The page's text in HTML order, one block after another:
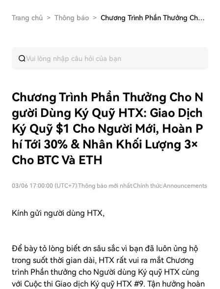
Trang chủ > Thông báo > Chương Trình Phần Thưởng Cho Người Dùng Ký Quỹ …
Chương Trình Phần Thưởng Cho N
gười Dùng Ký Quỹ HTX: Giao Dịch
Ký Quỹ $1 Cho Người Mới, Hoàn P
hí Tới 30% & Nhân Khối Lượng 3×
Cho BTC Và ETH
03/06 17:00:00 (UTC+7)Thông báo mới nhấtChính thứcAnnouncements
Kính gửi người dùng HTX,
Để bày tỏ lòng biết ơn sâu sắc vì bạn đã luôn ủng hộ
trong suốt thời gian dài, HTX rất vui ra mắt Chương
trình Phần thưởng cho Người dùng Ký quỹ HTX cùng
với Cuộc thi Giao dịch Ký quỹ HTX #9. Tận hưởng hoàn